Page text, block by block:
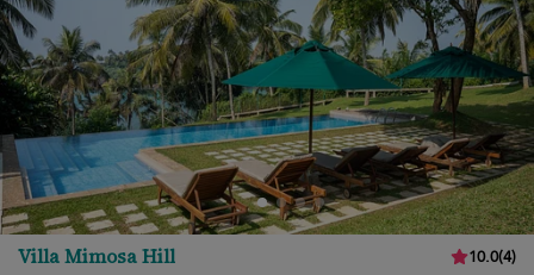
Villa Mimosa Hill 10.0(4)